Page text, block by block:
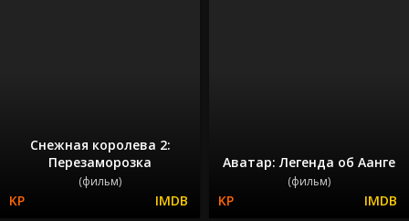
Снежная королева 2:
Перезаморозка
(фильм)
Аватар: Легенда об Аанге
(фильм)